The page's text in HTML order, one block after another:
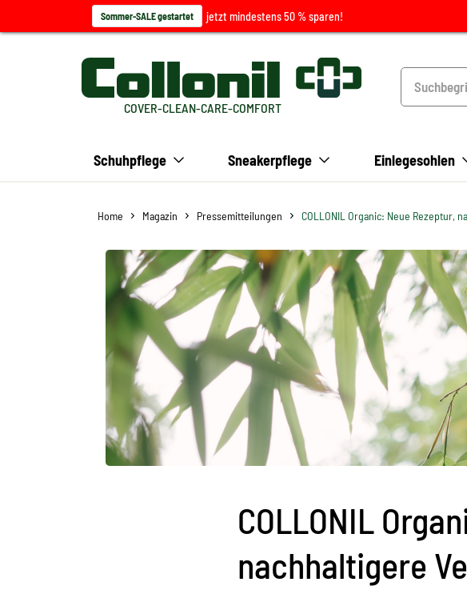
Sommer-SALE gestartet jetzt mindestens 50 % sparen!
COVER-CLEAN-CARE-COMFORT
Schuhpflege Sneakerpflege Einlegesohlen
Home Magazin Pressemitteilungen COLLONIL Organic: Neue Rezeptur,
COLLONIL
nachhaltigere